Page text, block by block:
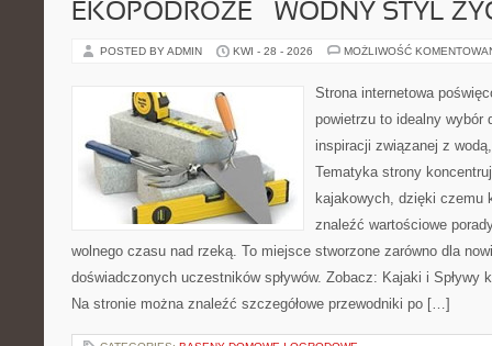
EKOPODRÓŻE – WODNY STYL
POSTED BY ADMIN KWI - 28 - 2026 MOŻLIWOŚĆ
Strona internetowa
powietrzu to idealny wybór
inspiracji związanej z
Tematyka strony
kajakowych, dzięki czemu
znaleźć wartościowe
wolnego czasu nad rzeką. To miejsce stworzone zarówno dla
doświadczonych uczestników spływów. Zobacz: Kajaki i Spływy
Na stronie można znaleźć szczegółowe przewodniki po […]